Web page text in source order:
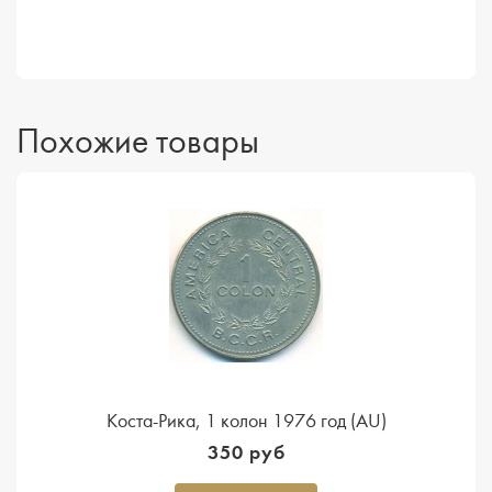
Похожие товары
Коста-Рика, 1 колон 1976 год (AU)
350 руб